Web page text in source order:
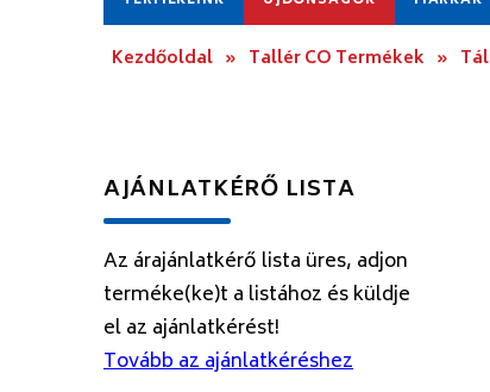
Kezdőoldal » Tallér CO Termékek »
AJÁNLATKÉRŐ LISTA
Az árajánlatkérő lista üres, adjon
terméke(ke)t a listához és küldje
el az ajánlatkérést!
Tovább az ajánlatkéréshez